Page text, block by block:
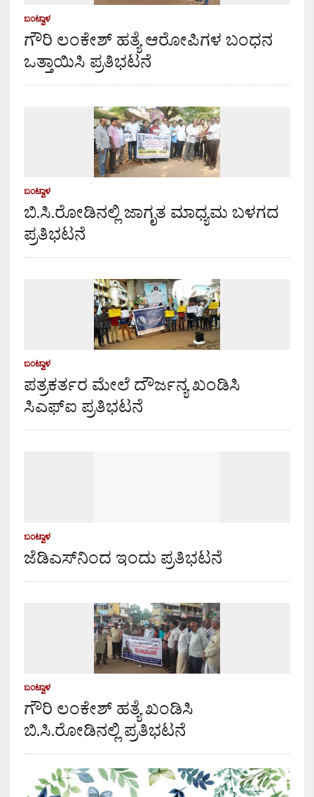
ಬಂಟ್ವಾಳ
ಗೌರಿ ಲಂಕೇಶ್ ಹತ್ಯೆ ಆರೋಪಿಗಳ ಬಂಧನ
ಒತ್ತಾಯಿಸಿ ಪ್ರತಿಭಟನೆ
ಬಂಟ್ವಾಳ
ಬಿ.ಸಿ.ರೋಡಿನಲ್ಲಿ ಜಾಗೃತ ಮಾಧ್ಯಮ ಬಳಗದ
ಪ್ರತಿಭಟನೆ
ಬಂಟ್ವಾಳ
ಪತ್ರಕರ್ತರ ಮೇಲೆ ದೌರ್ಜನ್ಯ ಖಂಡಿಸಿ
ಸಿಎಫ್‌ಐ ಪ್ರತಿಭಟನೆ
ಬಂಟ್ವಾಳ
ಜೆಡಿಎಸ್‌ನಿಂದ ಇಂದು ಪ್ರತಿಭಟನೆ
ಬಂಟ್ವಾಳ
ಗೌರಿ ಲಂಕೇಶ್ ಹತ್ಯೆ ಖಂಡಿಸಿ
ಬಿ.ಸಿ.ರೋಡಿನಲ್ಲಿ ಪ್ರತಿಭಟನೆ